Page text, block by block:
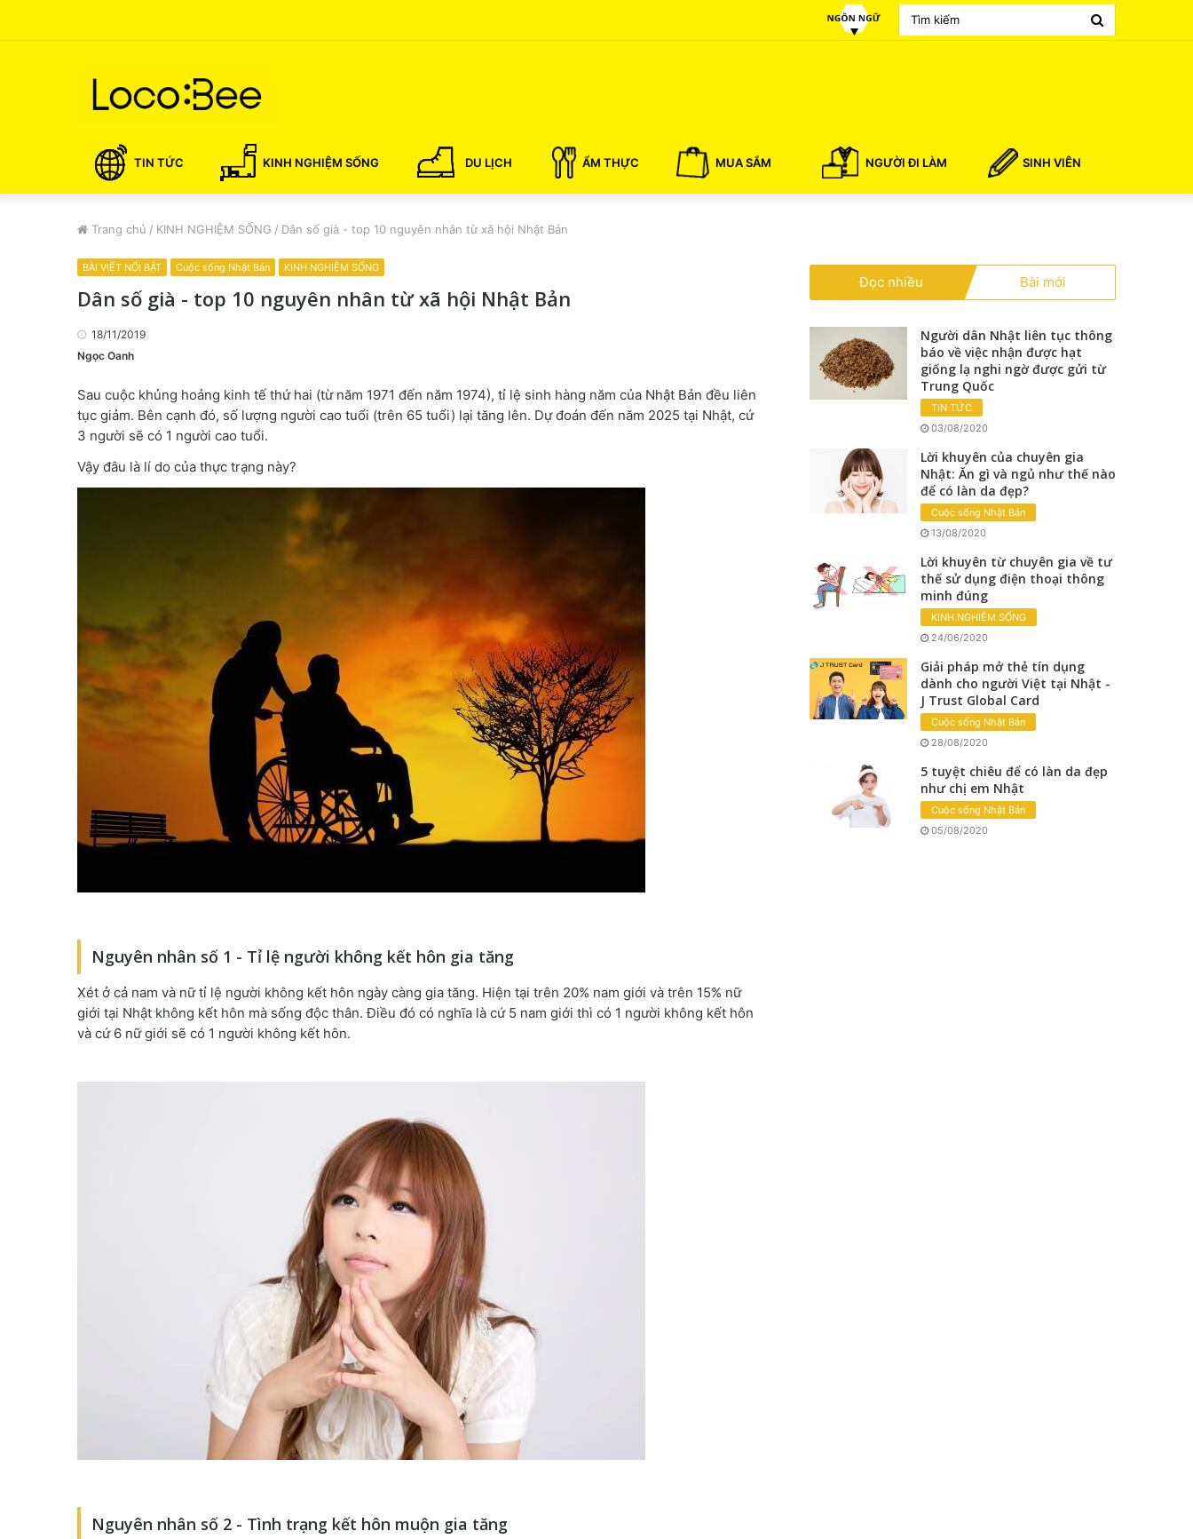
TIN TỨC KINH NGHIỆM SỐNG DU LỊCH ẨM THỰC MUA SẮM NGƯỜI ĐI LÀM SINH VIÊN
Trang chủ / KINH NGHIỆM SỐNG / Dân số già - top 10 nguyên nhân từ xã hội Nhật Bản
BÀI VIẾT NỔI BẬT Cuộc sống Nhật Bản KINH NGHIỆM SỐNG
Dân số già - top 10 nguyên nhân từ xã hội Nhật Bản
18/11/2019
Ngọc Oanh
Sau cuộc khủng hoảng kinh tế thứ hai (từ năm 1971 đến năm 1974), tỉ lệ sinh hàng năm của Nhật Bản đều liên
tục giảm. Bên cạnh đó, số lượng người cao tuổi (trên 65 tuổi) lại tăng lên. Dự đoán đến năm 2025 tại Nhật, cứ
3 người sẽ có 1 người cao tuổi.
Vậy đâu là lí do của thực trạng này?
Nguyên nhân số 1 - Tỉ lệ người không kết hôn gia tăng
Xét ở cả nam và nữ tỉ lệ người không kết hôn ngày càng gia tăng. Hiện tại trên 20% nam giới và trên 15% nữ
giới tại Nhật không kết hôn mà sống độc thân. Điều đó có nghĩa là cứ 5 nam giới thì có 1 người không kết hôn
và cứ 6 nữ giới sẽ có 1 người không kết hôn.
Nguyên nhân số 2 - Tình trạng kết hôn muộn gia tăng
Đọc nhiều Bài mới
Người dân Nhật liên tục thông
báo về việc nhận được hạt
giống lạ nghi ngờ được gửi từ
Trung Quốc
TIN TỨC
03/08/2020
Lời khuyên của chuyên gia
Nhật: Ăn gì và ngủ như thế nào
để có làn da đẹp?
Cuộc sống Nhật Bản
13/08/2020
Lời khuyên từ chuyên gia về tư
thế sử dụng điện thoại thông
minh đúng
KINH NGHIỆM SỐNG
24/06/2020
Giải pháp mở thẻ tín dụng
dành cho người Việt tại Nhật -
J Trust Global Card
Cuộc sống Nhật Bản
28/08/2020
5 tuyệt chiêu để có làn da đẹp
như chị em Nhật
Cuộc sống Nhật Bản
05/08/2020